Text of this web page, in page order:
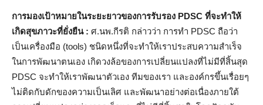
การมองเป้าหมายในระยะยาวของการรับรอง PDSC ที่จะทำให้
เกิดสุขภาวะที่ยั่งยืน : ศ.นพ.กีรติ กล่าวว่า การทำ PDSC ถือว่า
เป็นเครื่องมือ (tools) ชนิดหนึ่งที่จะทำให้เราประสบความสำเร็จ
ในการพัฒนาตนเอง เกิดวงล้อของการเปลี่ยนแปลงที่ไม่มีที่สิ้นสุด
PDSC จะทำให้เราพัฒนาตัวเอง ทีมของเรา และองค์กรขึ้นเรื่อยๆ
ไม่ติดกับดักของความเป็นเลิศ และพัฒนาอย่างต่อเนื่องภายใต้